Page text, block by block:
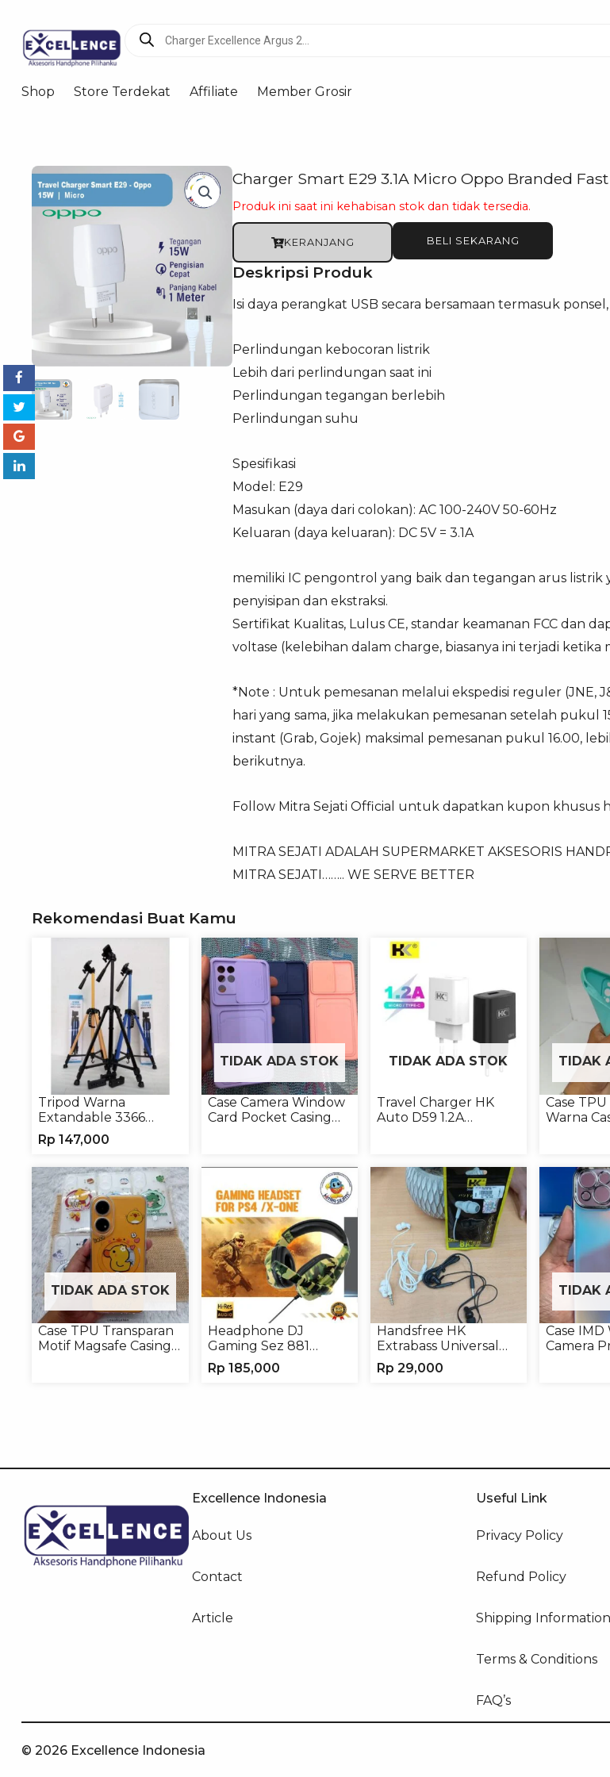
search
Shop Store Terdekat Affiliate Member Grosir
Charger Smart E29 3.1A Micro Oppo Branded
Produk ini saat ini kehabisan stok dan tidak tersedia.
KERANJANG BELI SEKARANG
Deskripsi Produk
Isi daya perangkat USB secara bersamaan termasuk
Perlindungan kebocoran listrik
Lebih dari perlindungan saat ini
Perlindungan tegangan berlebih
Perlindungan suhu
Spesifikasi
Model: E29
Masukan (daya dari colokan): AC 100-240V 50-60Hz
Keluaran (daya keluaran): DC 5V = 3.1A
memiliki IC pengontrol yang baik dan tegangan arus
penyisipan dan ekstraksi.
Sertifikat Kualitas, Lulus CE, standar keamanan FCC dan
voltase (kelebihan dalam charge, biasanya ini terjadi
*Note : Untuk pemesanan melalui ekspedisi reguler (JNE,
hari yang sama, jika melakukan pemesanan setelah
instant (Grab, Gojek) maksimal pemesanan pukul 16.00,
berikutnya.
Follow Mitra Sejati Official untuk dapatkan kupon khusus
MITRA SEJATI ADALAH SUPERMARKET AKSESORIS
MITRA SEJATI…….. WE SERVE BETTER
Rekomendasi Buat Kamu
Tripod Warna
Extandable 3366
Tripod Handphone
Kamera
Rp 147,000
TIDAK ADA STOK
Case Camera Window
Card Pocket Casing
TIDAK ADA STOK
Travel Charger HK
Auto D59 1.2A
TIDAK
Case
Warna
TIDAK ADA STOK
Case TPU Transparan
Motif Magsafe Casing
Headphone DJ
Gaming Sez 881
Handsfree Earphone
Headset
Rp 185,000
Handsfree HK
Extrabass Universal
Jack 3.5mm 891
Earphone Headset
Rp 29,000
TIDAK
Case IMD
Camera
Excellence Indonesia
About Us
Contact
Article
Useful Link
Privacy Policy
Refund Policy
Shipping
Terms & Conditions
FAQ’s
© 2026 Excellence Indonesia